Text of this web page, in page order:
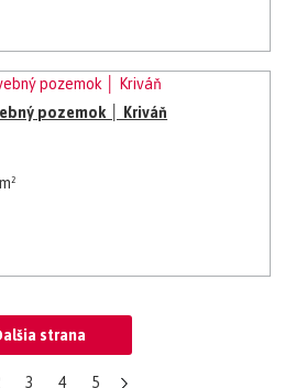
pozemok │ Kriváň
strana
3 4 5